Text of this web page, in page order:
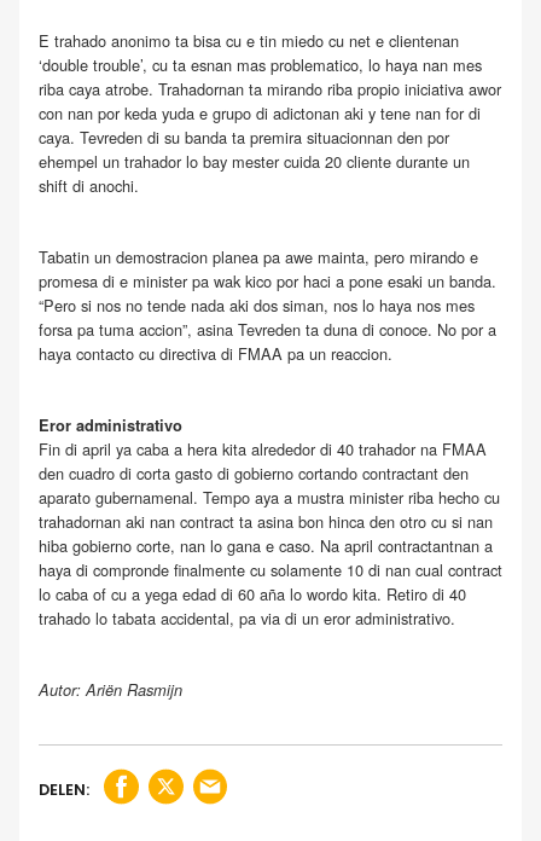
E trahado anonimo ta bisa cu e tin miedo cu net e clientenan
‘double trouble’, cu ta esnan mas problematico, lo haya nan mes
riba caya atrobe. Trahadornan ta mirando riba propio iniciativa awor
con nan por keda yuda e grupo di adictonan aki y tene nan for di
caya. Tevreden di su banda ta premira situacionnan den por
ehempel un trahador lo bay mester cuida 20 cliente durante un
shift di anochi.
Tabatin un demostracion planea pa awe mainta, pero mirando e
promesa di e minister pa wak kico por haci a pone esaki un banda.
“Pero si nos no tende nada aki dos siman, nos lo haya nos mes
forsa pa tuma accion”, asina Tevreden ta duna di conoce. No por a
haya contacto cu directiva di FMAA pa un reaccion.
Eror administrativo
Fin di april ya caba a hera kita alrededor di 40 trahador na FMAA
den cuadro di corta gasto di gobierno cortando contractant den
aparato gubernamenal. Tempo aya a mustra minister riba hecho cu
trahadornan aki nan contract ta asina bon hinca den otro cu si nan
hiba gobierno corte, nan lo gana e caso. Na april contractantnan a
haya di compronde finalmente cu solamente 10 di nan cual contract
lo caba of cu a yega edad di 60 aña lo wordo kita. Retiro di 40
trahado lo tabata accidental, pa via di un eror administrativo.
Autor: Ariën Rasmijn
DELEN: